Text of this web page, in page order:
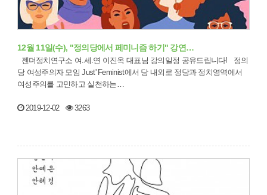
12월 11일(수), "정의당에서 페미니즘 하기" 강연…
당 여성주의자 모임 Just' Feminist에서 당 내외로 정당과 정치영역에서
여성주의를 고민하고 실천하는…
2019-12-02 3263